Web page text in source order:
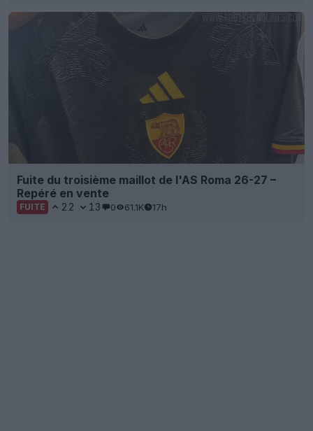
Fuite du troisième maillot de l'AS Roma 26-27 –
Repéré en vente
FUITE 22 13 0 61.1K 17h